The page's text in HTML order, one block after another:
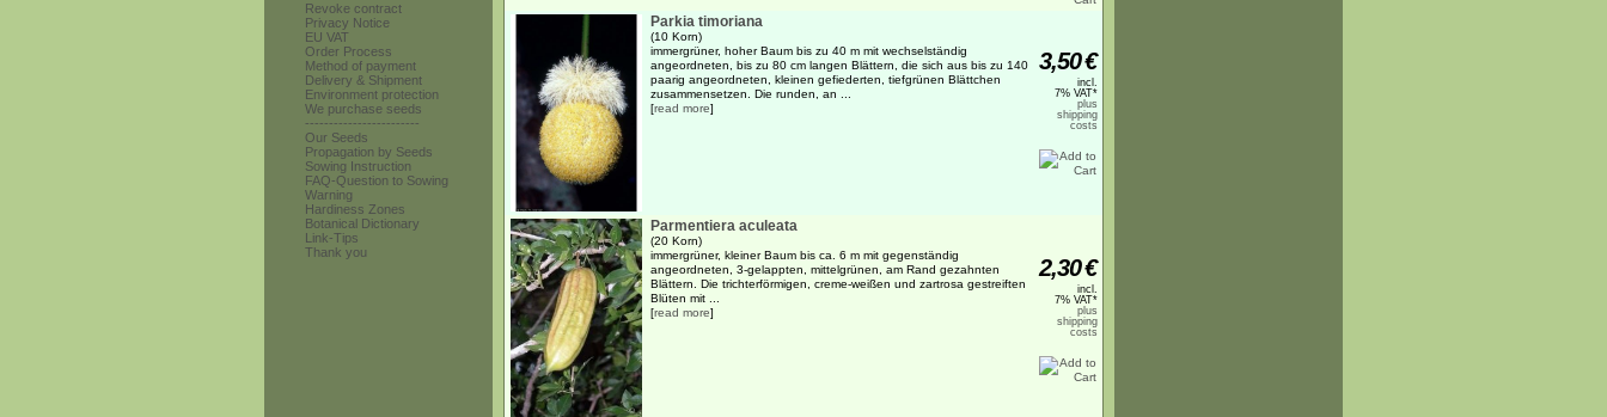
Revoke contract
Privacy Notice
EU VAT
Order Process
Method of payment
Delivery & Shipment
Environment protection
We purchase seeds
------------------------
Our Seeds
Propagation by Seeds
Sowing Instruction
FAQ-Question to Sowing
Warning
Hardiness Zones
Botanical Dictionary
Link-Tips
Thank you
Parkia timoriana
(10 Korn)
immergrüner, hoher Baum bis zu 40 m mit wechselständig
angeordneten, bis zu 80 cm langen Blättern, die sich aus bis zu 140
paarig angeordneten, kleinen gefiederten, tiefgrünen Blättchen
zusammensetzen. Die runden, an ...
[read more]
3,50€
incl.
7% VAT*
plus
shipping
costs
Parmentiera aculeata
(20 Korn)
immergrüner, kleiner Baum bis ca. 6 m mit gegenständig
angeordneten, 3-gelappten, mittelgrünen, am Rand gezahnten
Blättern. Die trichterförmigen, creme-weißen und zartrosa gestreiften
Blüten mit ...
[read more]
2,30€
incl.
7% VAT*
plus
shipping
costs